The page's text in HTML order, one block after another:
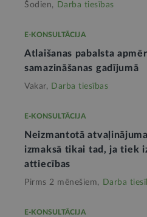
Šodien, Darba tiesības
E-KONSULTĀCIJA
Atlaišanas pabalsta
samazināšanas gadījumā
Vakar, Darba tiesības
E-KONSULTĀCIJA
Neizmantotā
izmaksā tikai tad, ja tiek
attiecības
Pirms 2 mēnešiem, Darba
E-KONSULTĀCIJA